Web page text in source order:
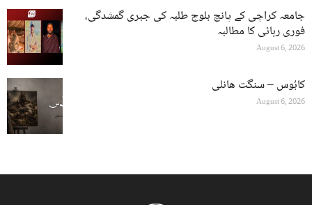
جامعہ کراچی کے پانچ بلوچ طلبہ کی جبری گمشدگی،
فوری رہائی کا مطالبہ
August 6, 2026
کابُوس – سنگت ھانلی
August 6, 2026